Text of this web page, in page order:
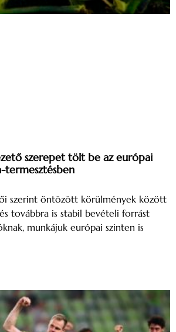
szerepet tölt be az európai
termesztésben
szerint öntözött körülmények között
továbbra is stabil bevételi forrást
munkájuk európai szinten is